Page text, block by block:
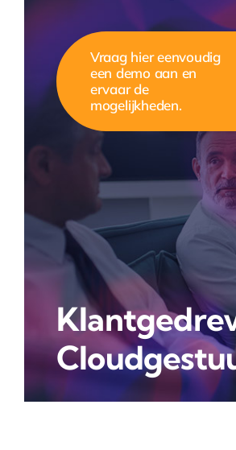
Vraag hier eenvoudig
een demo aan en
ervaar de
mogelijkheden.